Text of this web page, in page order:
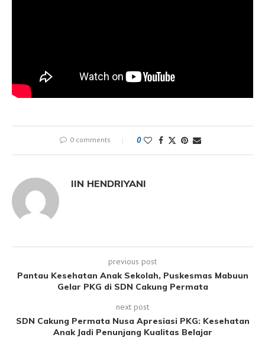
0 comments 0
IIN HENDRIYANI
previous post
Pantau Kesehatan Anak Sekolah, Puskesmas Mabuun
Gelar PKG di SDN Cakung Permata
next post
SDN Cakung Permata Nusa Apresiasi PKG: Kesehatan
Anak Jadi Penunjang Kualitas Belajar